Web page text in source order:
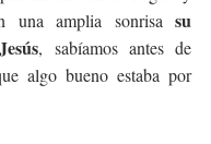
una amplia sonrisa su
, sabíamos antes de
algo bueno estaba por